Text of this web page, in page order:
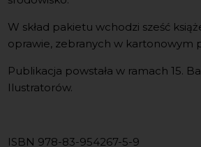
W skład pakietu wchodzi sześć
oprawie, zebranych w kartonowym
Publikacja powstała w ramach 15.
Ilustratorów.
ISBN 978-83-954267-5-9